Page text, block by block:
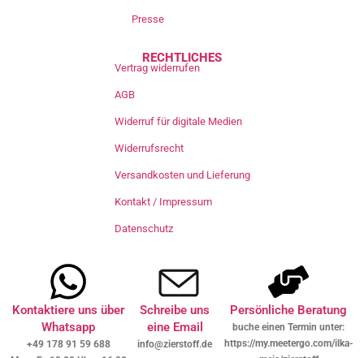
Presse
RECHTLICHES
Vertrag widerrufen
AGB
Widerruf für digitale Medien
Widerrufsrecht
Versandkosten und Lieferung
Kontakt / Impressum
Datenschutz
Kontaktiere uns über
Whatsapp
+49 178 91 59 688
Schreibe uns
eine Email
info@zierstoff.de
Persönliche Beratung
buche einen Termin unter:
https://my.meetergo.com/ilka-